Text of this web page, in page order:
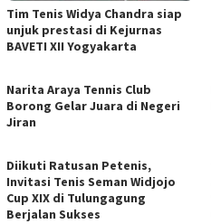
Tim Tenis Widya Chandra siap
unjuk prestasi di Kejurnas
BAVETI XII Yogyakarta
Narita Araya Tennis Club
Borong Gelar Juara di Negeri
Jiran
Diikuti Ratusan Petenis,
Invitasi Tenis Seman Widjojo
Cup XIX di Tulungagung
Berjalan Sukses